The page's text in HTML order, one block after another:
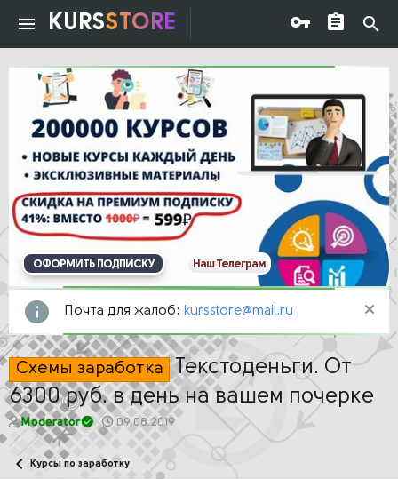
KURSSTORE
ОФОРМИТЬ ПОДПИСКУ Наш Телеграм
Почта для жалоб: kursstore@mail.ru
Схемы заработка Текстоденьги. От
6300 руб. в день на вашем почерке
А
т
о
Moderator
Д
а
09.08.2019
Курсы по заработку